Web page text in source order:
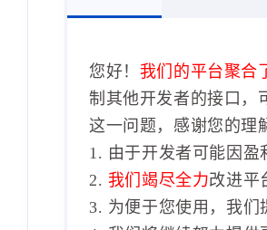
您好！ 我们的平台聚合
制其他开发者的接口，
这一问题，感谢您的理
1. 由于开发者可能因盈
2. 我们竭尽全力改进平
3. 为便于您使用，我们